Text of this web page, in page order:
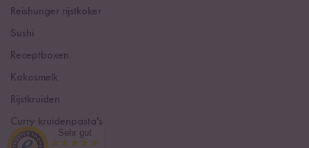
Reishunger rijstkoker
Sushi
Receptboxen
Kokosmelk
Rijstkruiden
Curry kruidenpasta's
Sehr gut